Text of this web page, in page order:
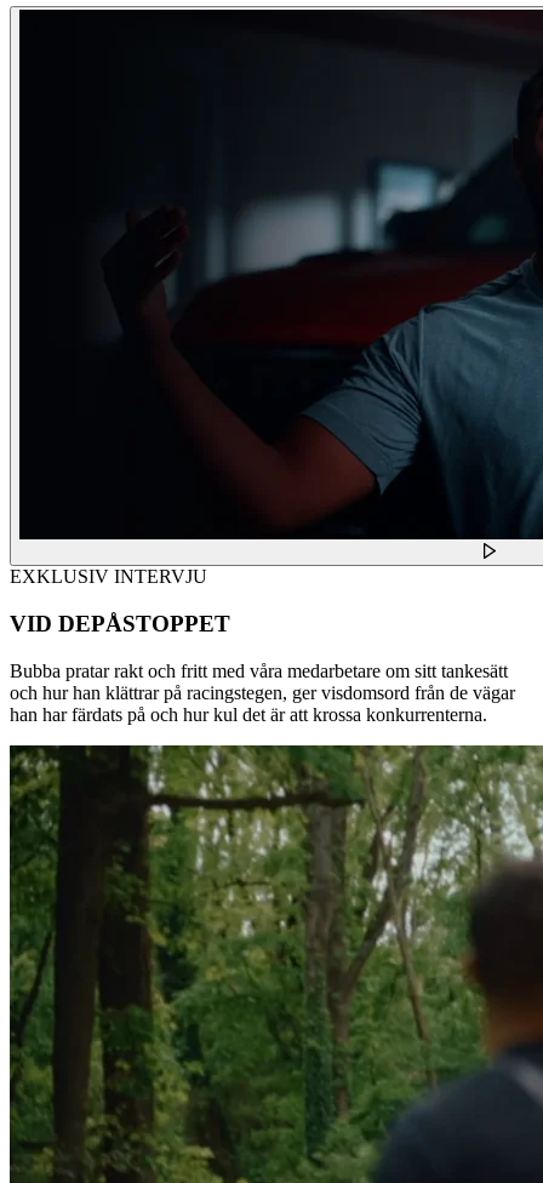
EXKLUSIV INTERVJU
VID DEPÅSTOPPET
Bubba pratar rakt och fritt med våra medarbetare om sitt tankesätt
och hur han klättrar på racingstegen, ger visdomsord från de vägar
han har färdats på och hur kul det är att krossa konkurrenterna.